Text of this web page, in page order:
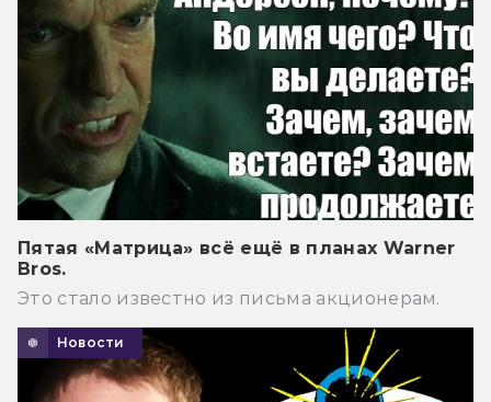
Пятая «Матрица» всё ещё в планах Warner
Bros.
Это стало известно из письма акционерам.
Новости